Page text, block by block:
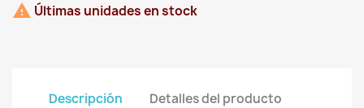
 Últimas unidades en stock
Descripción Detalles del producto